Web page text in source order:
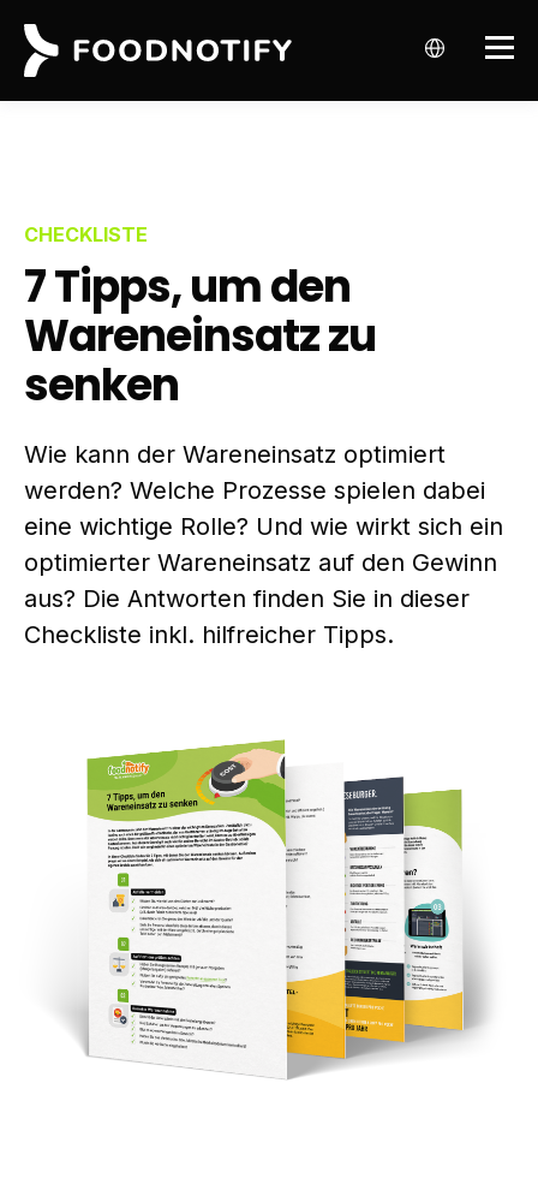
CHECKLISTE
7 Tipps, um den
Wareneinsatz zu
senken
Wie kann der Wareneinsatz optimiert
werden? Welche Prozesse spielen dabei
eine wichtige Rolle? Und wie wirkt sich ein
optimierter Wareneinsatz auf den Gewinn
aus? Die Antworten finden Sie in dieser
Checkliste inkl. hilfreicher Tipps.